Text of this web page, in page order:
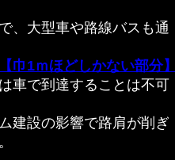
、大型車や路線バスも通
【巾1ｍほどしかない部分
車で到達することは不可
建設の影響で路肩が削ぎ